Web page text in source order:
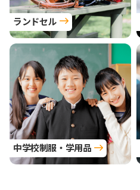
ランドセル
中学校制服・学用品